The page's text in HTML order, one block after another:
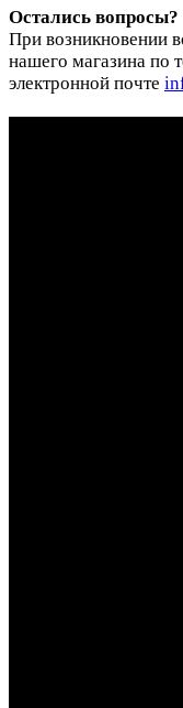
Остались вопросы?
При возникновении
нашего магазина по
электронной почте